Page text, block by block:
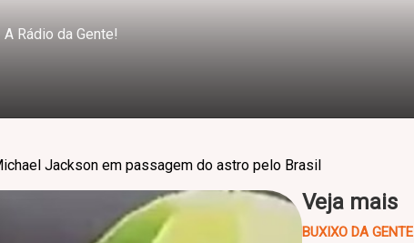
Rádio da Gente!
Jackson em passagem do astro pelo Brasil
Veja mais
BUXIXO DA GENTE